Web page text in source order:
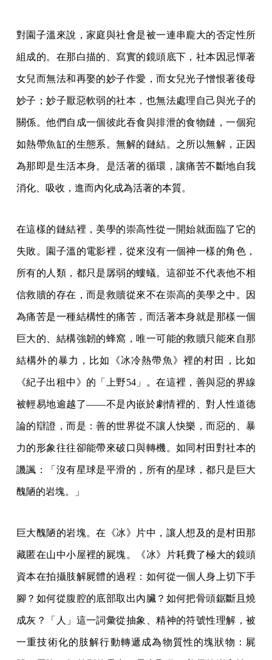
對園子溫來說，家庭與社會是被一連串龐大的否定性所
組成的。在那白描的、寫實的鏡頭底下，社本因忌憚著
女兒而無法和再娶的妙子作愛，而女兒光子憎恨著後母
妙子；妙子厭惡軟弱的社本，也無法處理自己與光子的
關係。他們自成一個彼此吞食與排泄的食物鏈，一個宛
如熱帶魚缸的生態系。無解的鏈結。之所以無解，正因
為那即是生活本身。是活著的循環，讓痛苦不斷地自我
消化、吸收，進而內化成為活著的本質。
在這樣的鏈結裡，美學的崇高性從一開始就面臨了它的
失敗。園子溫的電影裡，從來沒有一個神一樣的角色，
所有的人類，都只是孱弱的螻蟻。這卻並不代表他不相
信救贖的存在，而是救贖從來不在崇高的美學之中。因
為痛苦是一種結構性的痛苦，而活著本身就是那樣一個
巨大的、結構強韌的蜂窩，唯一可能的救贖只能來自那
結構外的暴力，比如《冰冷熱帶魚》裡的村田，比如
《紀子出租中》的「上野54」。在這裡，善與惡的界線
被輕易地逾越了——不是內嵌於劇情裡的、對人性道德
論的辯證，而是：善的世界從不讓人快樂，而惡的、暴
力的形象往往卻能帶來破口與轉機。如同村田對社本的
譏諷：「沒有星球是平滑的，所有的星球，都只是巨大
醜陋的岩塊。」
巨大醜陋的岩塊。在《冰》片中，讓人想及的是村田那
藏匿在山中小屋裡的屍塊。《冰》片耗費了極大的鏡頭
資本在拍攝肢解屍體的過程：如何從一個人身上切下手
腳？如何從腹腔的底部取出內臟？如何把骨頭鋸斷且燒
成灰？「人」這一詞彙從抽象、精神的符號性理解，被
一重技術化的肢解行動轉遞成為物質性的塊狀物：屍